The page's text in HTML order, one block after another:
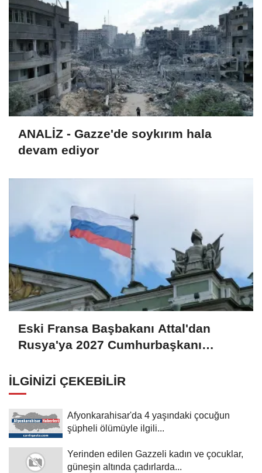
ANALİZ - Gazze'de soykırım hala
devam ediyor
Eski Fransa Başbakanı Attal'dan
Rusya'ya 2027 Cumhurbaşkanı
İLGINIZI ÇEKEBILIR
Afyonkarahisar'da 4 yaşındaki çocuğun
şüpheli ölümüyle ilgili...
Yerinden edilen Gazzeli kadın ve çocuklar,
güneşin altında çadırlarda...